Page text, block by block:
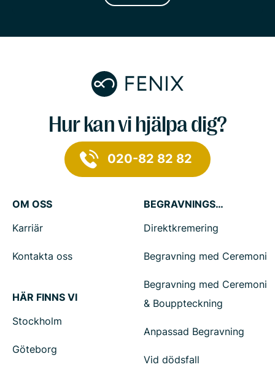
Hur kan vi hjälpa dig?
020-82 82 82
OM OSS
Karriär
Kontakta oss
HÄR FINNS VI
Stockholm
Göteborg
BEGRAVNINGSTJÄNSTER
Direktkremering
Begravning med Ceremoni
Begravning med Ceremoni
& Bouppteckning
Anpassad Begravning
Vid dödsfall